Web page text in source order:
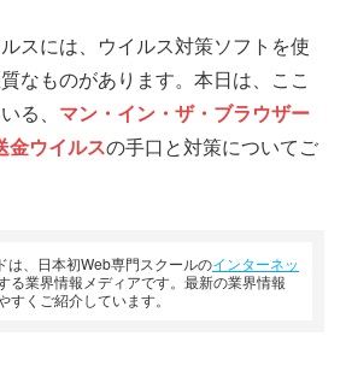
スには、ウイルス対策ソフトを使
なものがあります。本日は、ここ
る、 マン・イン・ザ・ブラウザー
金ウイルスの手口と対策についてご
は、日本初Web専門スクールのインターネッ
る業界情報メディアです。最新の業界情報
くご紹介しています。